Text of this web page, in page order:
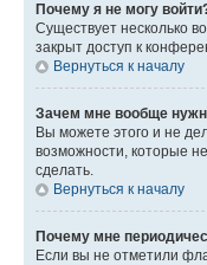
Почему я не могу
Существует несколько
закрыт доступ к
Вернуться к началу
Зачем мне вообще
Вы можете этого и не
возможности, которые
сделать.
Вернуться к началу
Почему мне
Если вы не отметили